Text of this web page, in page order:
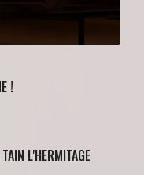
!
L'HERMITAGE